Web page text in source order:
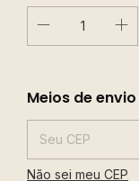
Entregas para o
Meios de envio
Não sei meu CEP